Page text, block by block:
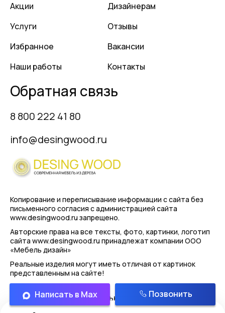
Акции
Услуги
Избранное
Наши работы
Дизайнерам
Отзывы
Вакансии
Контакты
Обратная связь
8 800 222 41 80
info@desingwood.ru
Копирование и переписывание информации с сайта без
письменного согласия с администрацией сайта
www.desingwood.ru запрещено.
Авторские права на все тексты, фото, картинки, логотип
сайта www.desingwood.ru принадлежат компании ООО
«Мебель дизайн»
Реальные изделия могут иметь отличая от картинок
представленным на сайте!
Политика конфиденциальности
Написать в Max Позвонить